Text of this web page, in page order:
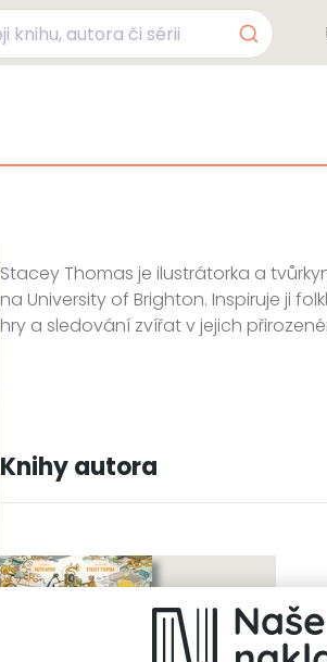
Stacey Thomas je ilustrátorka a
na University of Brighton. Inspiruje ji
hry a sledování zvířat v jejich
Knihy autora